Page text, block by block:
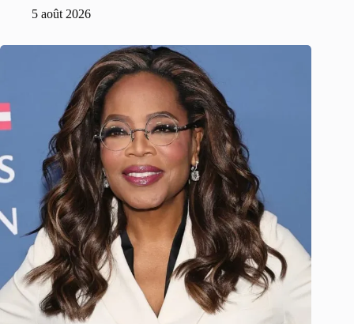
5 août 2026